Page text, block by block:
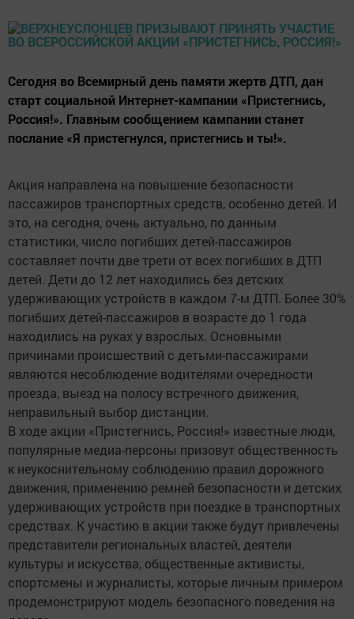
Сегодня во Всемирный день памяти жертв ДТП, дан
старт социальной Интернет-кампании «Пристегнись,
Россия!». Главным сообщением кампании станет
послание «Я пристегнулся, пристегнись и ты!».
Акция направлена на повышение безопасности
пассажиров транспортных средств, особенно детей. И
это, на сегодня, очень актуально, по данным
статистики, число погибших детей-пассажиров
составляет почти две трети от всех погибших в ДТП
детей. Дети до 12 лет находились без детских
удерживающих устройств в каждом 7-м ДТП. Более 30%
погибших детей-пассажиров в возрасте до 1 года
находились на руках у взрослых. Основными
причинами происшествий с детьми-пассажирами
являются несоблюдение водителями очередности
проезда, выезд на полосу встречного движения,
неправильный выбор дистанции.
В ходе акции «Пристегнись, Россия!» известные люди,
популярные медиа-персоны призовут общественность
к неукоснительному соблюдению правил дорожного
движения, применению ремней безопасности и детских
удерживающих устройств при поездке в транспортных
средствах. К участию в акции также будут привлечены
представители региональных властей, деятели
культуры и искусства, общественные активисты,
спортсмены и журналисты, которые личным примером
продемонстрируют модель безопасного поведения на